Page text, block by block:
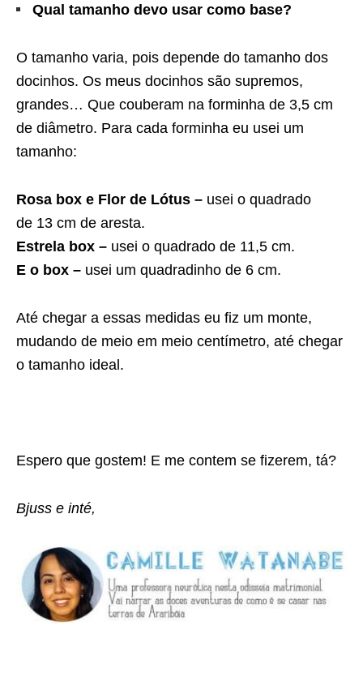
Qual tamanho devo usar como base?
O tamanho varia, pois depende do tamanho dos
docinhos. Os meus docinhos são supremos,
grandes… Que couberam na forminha de 3,5 cm
de diâmetro. Para cada forminha eu usei um
tamanho:
Rosa box e Flor de Lótus – usei o quadrado
de 13 cm de aresta.
Estrela box – usei o quadrado de 11,5 cm.
E o box – usei um quadradinho de 6 cm.
Até chegar a essas medidas eu fiz um monte,
mudando de meio em meio centímetro, até chegar
o tamanho ideal.
Espero que gostem! E me contem se fizerem, tá?
Bjuss e inté,